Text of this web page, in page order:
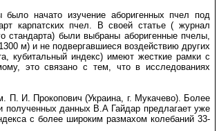
было начато изучение аборигенных пчел под
карпатских пчел. В своей статье ( журнал
стандарта) были выбраны аборигенные пчелы,
м) и не подвергавшиеся воздействию других
кубитальный индекс) имеют жесткие рамки с
это связано с тем, что в исследованиях
П. И. Прокопович (Украина, г. Мукачево). Более
полученных данных В.А Гайдар предлагает уже
с более широким размахом колебаний 33-